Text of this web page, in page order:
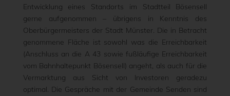
Entwicklung eines Standorts im Stadtteil Bösensell
gerne aufgenommen – übrigens in Kenntnis des
Oberbürgermeisters der Stadt Münster. Die in Betracht
genommene Fläche ist sowohl was die Erreichbarkeit
(Anschluss an die A 43 sowie fußläufige Erreichbarkeit
vom Bahnhaltepunkt Bösensell) angeht, als auch für die
Vermarktung aus Sicht von Investoren geradezu
optimal. Die Gespräche mit der Gemeinde Senden sind